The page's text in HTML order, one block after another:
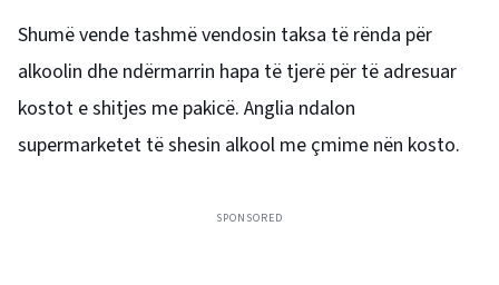
Shumë vende tashmë vendosin taksa të rënda për
alkoolin dhe ndërmarrin hapa të tjerë për të adresuar
kostot e shitjes me pakicë. Anglia ndalon
supermarketet të shesin alkool me çmime nën kosto.
SPONSORED